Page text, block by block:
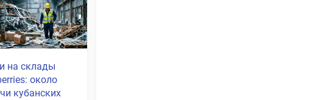
На Кубани
расчистили более 85
километров русел